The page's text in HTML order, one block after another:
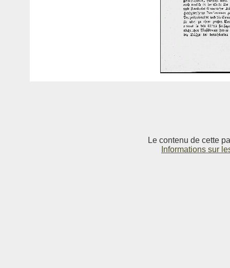
Le contenu de cette
Informations sur